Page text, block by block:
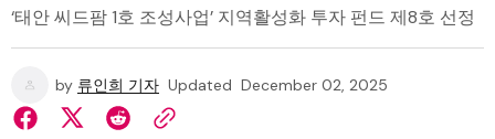
‘태안 씨드팜 1호 조성사업’ 지역활성화 투자 펀드 제8호 선정
by 류인희 기자 Updated December 02, 2025